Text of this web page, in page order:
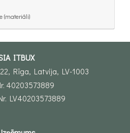
(materiāli)
ITBUX
Rīga, Latvija, LV-1003
40203573889
LV40203573889